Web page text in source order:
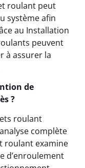
roulant peut
système afin
au Installation
peuvent
à assurer la
de
?
roulant
complète
roulant examine
d’enroulement